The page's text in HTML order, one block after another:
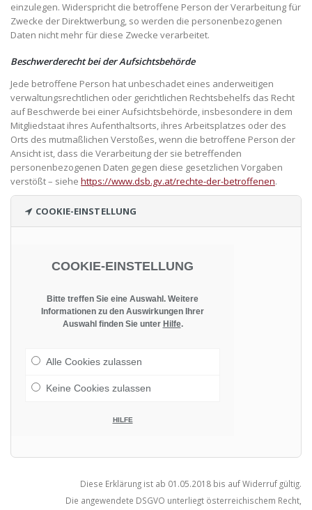
einzulegen. Widerspricht die betroffene Person der Verarbeitung für
Zwecke der Direktwerbung, so werden die personenbezogenen
Daten nicht mehr für diese Zwecke verarbeitet.
Beschwerderecht bei der Aufsichtsbehörde
Jede betroffene Person hat unbeschadet eines anderweitigen
verwaltungsrechtlichen oder gerichtlichen Rechtsbehelfs das Recht
auf Beschwerde bei einer Aufsichtsbehörde, insbesondere in dem
Mitgliedstaat ihres Aufenthaltsorts, ihres Arbeitsplatzes oder des
Orts des mutmaßlichen Verstoßes, wenn die betroffene Person der
Ansicht ist, dass die Verarbeitung der sie betreffenden
personenbezogenen Daten gegen diese gesetzlichen Vorgaben
verstößt – siehe https://www.dsb.gv.at/rechte-der-betroffenen.
COOKIE-EINSTELLUNG
COOKIE-EINSTELLUNG
Bitte treffen Sie eine Auswahl. Weitere
Informationen zu den Auswirkungen Ihrer
Auswahl finden Sie unter Hilfe.
Alle Cookies zulassen
Keine Cookies zulassen
HILFE
Diese Erklärung ist ab 01.05.2018 bis auf Widerruf gültig.
Die angewendete DSGVO unterliegt österreichischem Recht,